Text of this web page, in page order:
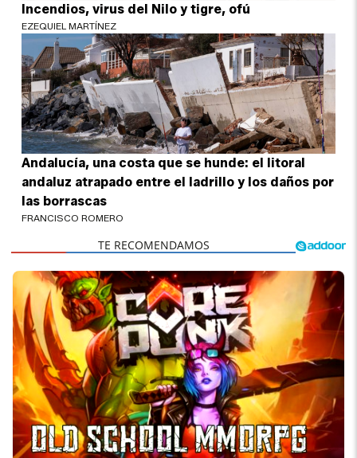
Incendios, virus del Nilo y tigre, ofú
EZEQUIEL MARTÍNEZ
Andalucía, una costa que se hunde: el litoral
andaluz atrapado entre el ladrillo y los daños por
las borrascas
FRANCISCO ROMERO